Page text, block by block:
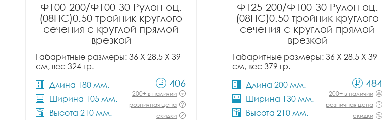
Ф100-200/Ф100-30 Рулон оц.
(08ПС)0.50 тройник круглого
сечения с круглой прямой
врезкой
Габаритные размеры: 36 X 28.5 X 39
см, вес 324 гр.
Длина 180 мм.
Ширина 105 мм.
Высота 210 мм.
406
200+ в наличии
розничная цена
скидки
Ф125-200/Ф100-30 Рулон оц.
(08ПС)0.50 тройник круглого
сечения с круглой прямой
врезкой
Габаритные размеры: 36 X 28.5 X 39
см, вес 379 гр.
Длина 200 мм.
Ширина 130 мм.
Высота 210 мм.
484
200+ в наличии
розничная цена
скидки